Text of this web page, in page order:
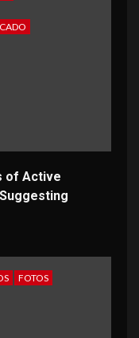
of Active
FOTOS